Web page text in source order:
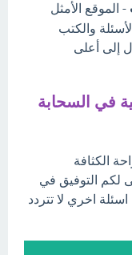
- الموقع الأمثل
والكتب
إلى أعلى
في السحابة
الكثافة
لكم التوفيق في
اخري لا تتردد